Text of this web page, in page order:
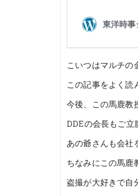
こいつはマルチの
この記事をよく読
今後、この馬鹿教
DDEの会長もご立
あの爺さんも会社
ちなみにこの馬鹿
盗撮が大好きで自